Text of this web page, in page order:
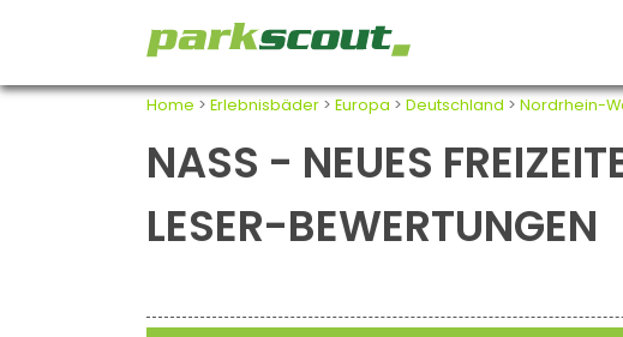
Home > Erlebnisbäder > Europa > Deutschland > Nordrhein-
NASS - NEUES
LESER-BEWERTUNGEN